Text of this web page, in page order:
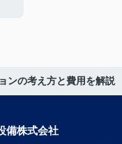
ンの考え方と費用を解説
備株式会社